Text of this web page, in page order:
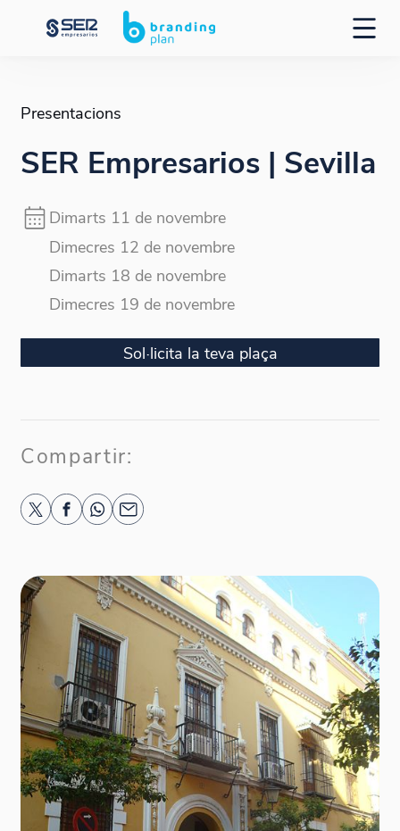
Presentacions
SER Empresarios | Sevilla
Dimarts 11 de novembre
Dimecres 12 de novembre
Dimarts 18 de novembre
Dimecres 19 de novembre
Sol·licita la teva plaça
Compartir: